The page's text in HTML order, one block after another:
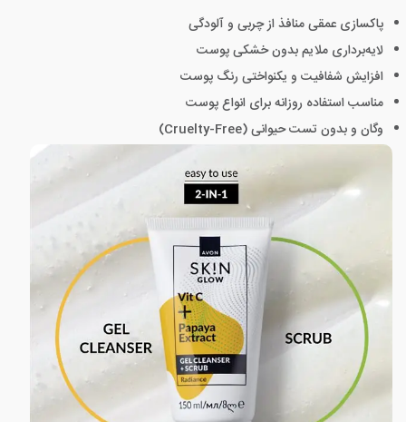
پاکسازی عمقی منافذ از چربی و آلودگی
لایه‌برداری ملایم بدون خشکی پوست
افزایش شفافیت و یکنواختی رنگ پوست
مناسب استفاده روزانه برای انواع پوست
وگان و بدون تست حیوانی (Cruelty-Free)